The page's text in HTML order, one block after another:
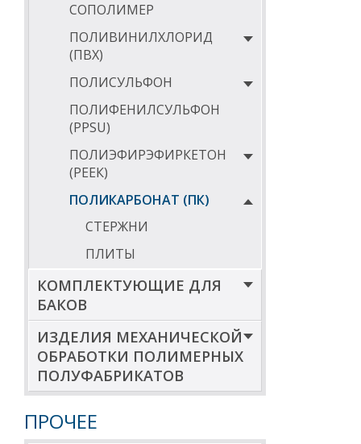
СОПОЛИМЕР
ПОЛИВИНИЛХЛОРИД
(ПВХ)
ПОЛИСУЛЬФОН
ПОЛИФЕНИЛСУЛЬФОН
(PPSU)
ПОЛИЭФИРЭФИРКЕТОН
(РЕЕК)
ПОЛИКАРБОНАТ (ПК)
СТЕРЖНИ
ПЛИТЫ
КОМПЛЕКТУЮЩИЕ ДЛЯ
БАКОВ
ИЗДЕЛИЯ МЕХАНИЧЕСКОЙ
ОБРАБОТКИ ПОЛИМЕРНЫХ
ПОЛУФАБРИКАТОВ
ПРОЧЕЕ